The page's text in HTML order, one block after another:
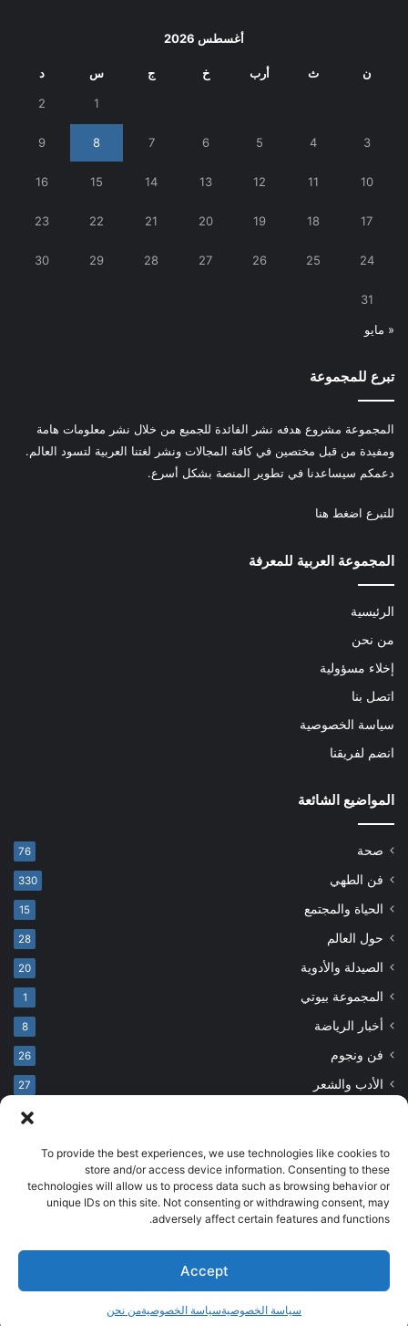
To provide the best experiences, we use technologies like cookies to
store and/or access device information. Consenting to these
technologies will allow us to process data such as browsing behavior or
unique IDs on this site. Not consenting or withdrawing consent, may
adversely affect certain features and functions.
Accept
سياسة الخصوصيةسياسة الخصوصيةمن نحن
أغسطس 2026
ن ث أرب خ ج س د
1
2
3
4
5
6
7
8
9
10
11
12
13
14
15
16
17
18
19
20
21
22
23
24
25
26
27
28
29
30
31
« مايو
تبرع للمجموعة
المجموعة مشروع هدفه نشر الفائدة للجميع من خلال نشر معلومات هامة
ومفيدة من قبل مختصين في كافة المجالات ونشر لغتنا العربية لتسود العالم.
دعمكم سيساعدنا في تطوير المنصة بشكل أسرع.
للتبرع اضغط هنا
المجموعة العربية للمعرفة
الرئيسية
من نحن
إخلاء مسؤولية
اتصل بنا
سياسة الخصوصية
انضم لفريقنا
المواضيع الشائعة
صحة 76
فن الطهي 330
الحياة والمجتمع 15
حول العالم 28
الصيدلة والأدوية 20
المجموعة بيوتي 1
أخبار الرياضة 8
فن ونجوم 26
الأدب والشعر 27
© حقوق النشر 2026، جميع الحقوق محفوظة
developed by salehsounbol.com
الرئيسية
من نحن إخلاء مسؤولية اتصل بنا
انضم لفريقنا
فيسبوكبينتيريستانستقرامتيلقرام‫TikTok